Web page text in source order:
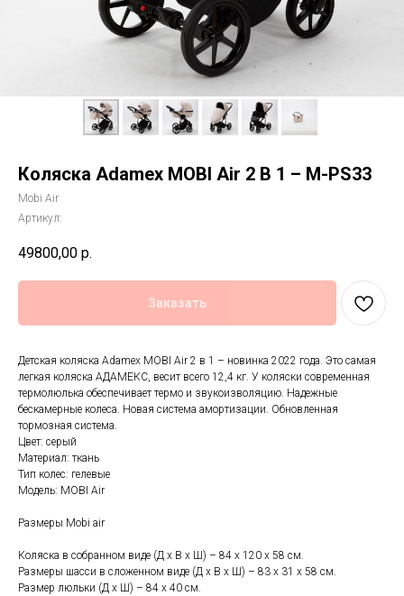
Коляска Adamex MOBI Air 2 В 1 – M-PS33
Mobi Air
Артикул:
49800,00 р.
Заказать
Детская коляска Adamex MOBI Air 2 в 1 – новинка 2022 года. Это самая
легкая коляска АДАМЕКС, весит всего 12,4 кг. У коляски современная
термолюлька обеспечивает термо и звукоизволяцию. Надежные
бескамерные колеса. Новая система амортизации. Обновленная
тормозная система.
Цвет: серый
Материал: ткань
Тип колес: гелевые
Модель: MOBI Air
Размеры Mobi air
Коляска в собранном виде (Д х В х Ш) – 84 х 120 х 58 см.
Размеры шасси в сложенном виде (Д х В х Ш) – 83 х 31 х 58 см.
Размер люльки (Д х Ш) – 84 х 40 см.